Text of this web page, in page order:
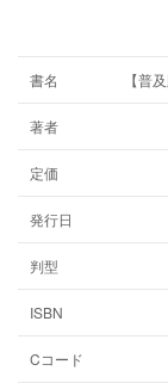
書名 【普
著者
定価
発行日
判型
ISBN
Cコード